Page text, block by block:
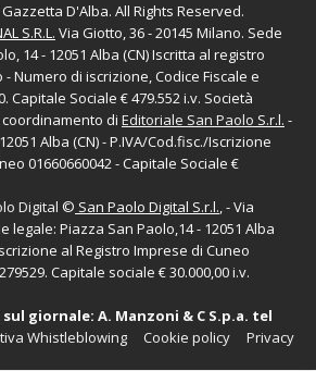
D'Alba. All Rights Reserved.
S.R.L. Via Giotto, 36 - 20145 Milano. Sede
14 - 12051 Alba (CN) Iscritta al registro
Numero di iscrizione, Codice Fiscale e
Capitale Sociale € 479.552 i.v. Società
di Editoriale San Paolo S.r.l. -
Alba (CN) - P.IVA/Cod.fisc./Iscrizione
01660660042 - Capitale Sociale €
Digital © San Paolo Digital S.r.l., - Via
legale: Piazza San Paolo,14 - 12051 Alba
al Registro Imprese di Cuneo
Capitale sociale € 30.000,00 i.v.
giornale: A. Manzoni & C S.p.a. tel
Privacy
Cookie policy
Whistleblowing